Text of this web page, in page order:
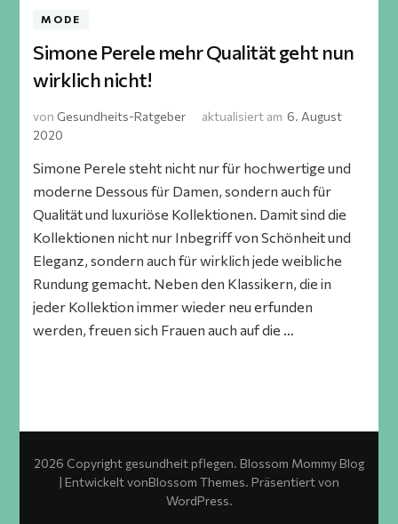
MODE
Simone Perele mehr Qualität geht nun
wirklich nicht!
von Gesundheits-Ratgeber aktualisiert am 6. August
2020
Simone Perele steht nicht nur für hochwertige und
moderne Dessous für Damen, sondern auch für
Qualität und luxuriöse Kollektionen. Damit sind die
Kollektionen nicht nur Inbegriff von Schönheit und
Eleganz, sondern auch für wirklich jede weibliche
Rundung gemacht. Neben den Klassikern, die in
jeder Kollektion immer wieder neu erfunden
werden, freuen sich Frauen auch auf die …
2026 Copyright gesundheit pflegen. Blossom Mommy Blog
| Entwickelt vonBlossom Themes. Präsentiert von
WordPress.